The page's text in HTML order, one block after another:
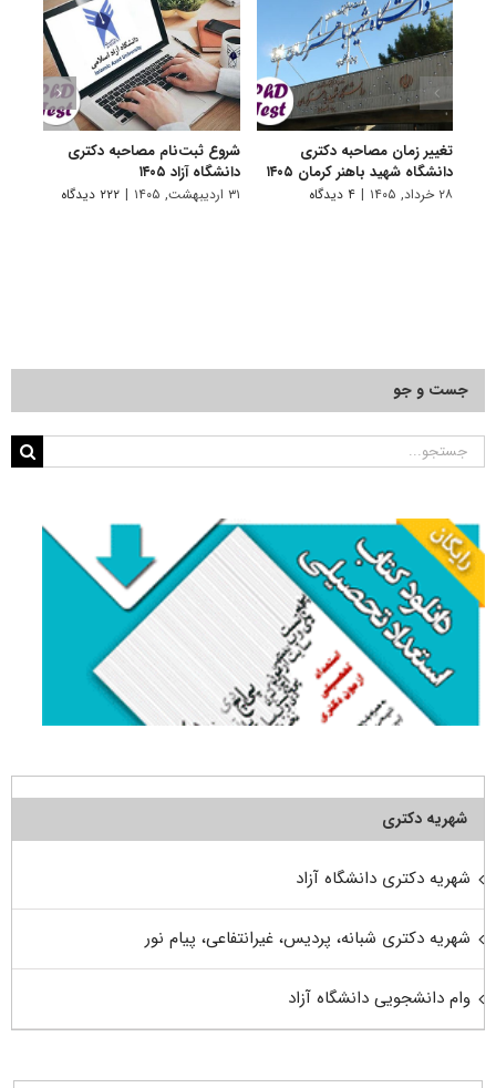
تغییر زمان مصاحبه دکتری
دانشگاه شهید باهنر کرمان ۱۴۰۵
۲۸ خرداد, ۱۴۰۵ | ۴ دیدگاه
شروع ثبت‌نام مصاحبه دکتری
دانشگاه آزاد ۱۴۰۵
۳۱ اردیبهشت, ۱۴۰۵ | ۲۲۲ دیدگاه
جست و جو
جستجو
شهریه دکتری
شهریه دکتری دانشگاه آزاد
شهریه دکتری شبانه، پردیس، غیرانتفاعی، پیام نور
وام دانشجویی دانشگاه آزاد